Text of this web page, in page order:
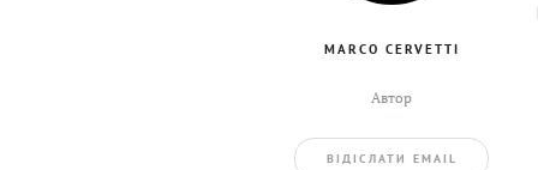
MARCO CERVETTI
Автор
ВIДIСЛАТИ EMAIL